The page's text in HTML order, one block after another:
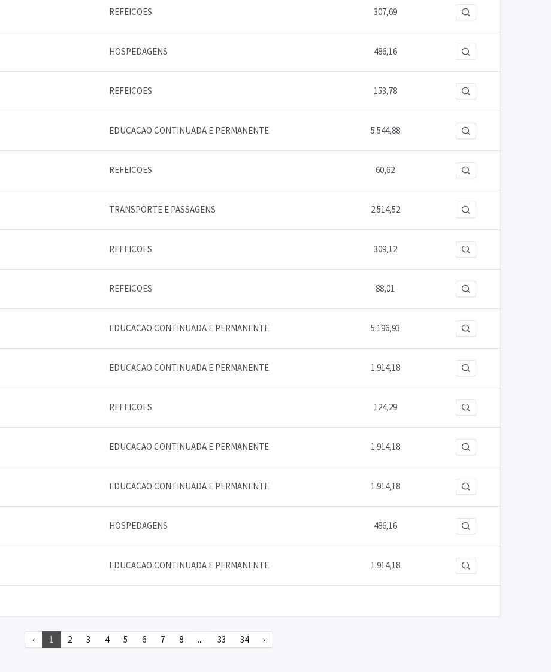
REFEICOES 307,69
HOSPEDAGENS 486,16
REFEICOES 153,78
EDUCACAO CONTINUADA E PERMANENTE 5.544,88
REFEICOES 60,62
TRANSPORTE E PASSAGENS 2.514,52
REFEICOES 309,12
REFEICOES 88,01
EDUCACAO CONTINUADA E PERMANENTE 5.196,93
EDUCACAO CONTINUADA E PERMANENTE 1.914,18
REFEICOES 124,29
EDUCACAO CONTINUADA E PERMANENTE 1.914,18
EDUCACAO CONTINUADA E PERMANENTE 1.914,18
HOSPEDAGENS 486,16
EDUCACAO CONTINUADA E PERMANENTE 1.914,18
‹ 1 2 3 4 5 6 7 8 ... 33 34 ›